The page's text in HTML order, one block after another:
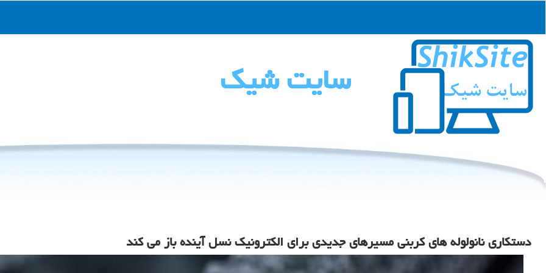
سایت شیك
دستکاری نانولوله های کربنی مسیرهای جدیدی برای الکترونیک نسل آینده باز می کند